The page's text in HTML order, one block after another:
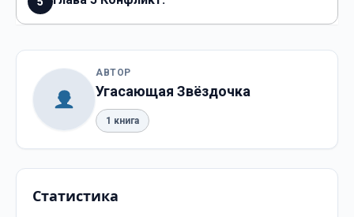
АВТОР
Угасающая Звёздочка
1 книга
Статистика